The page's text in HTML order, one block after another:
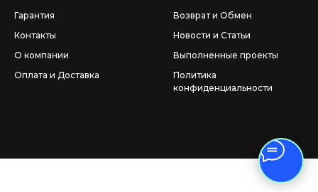
Гарантия
Контакты
О компании
Оплата и Доставка
Возврат и Обмен
Новости и Статьи
Выполненные проекты
Политика
конфиденциальности